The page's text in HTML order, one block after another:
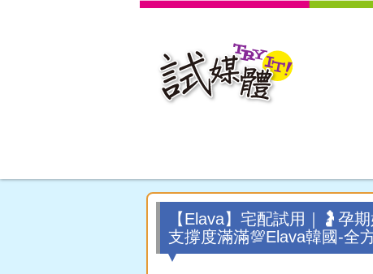
【Elava】宅配試用｜🤰孕
支撐度滿滿💯Elava韓國-全